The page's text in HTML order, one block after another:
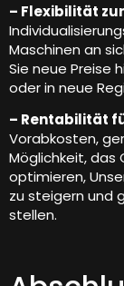
– Flexibilität
Maschinen an
Sie neue Preise
oder in neue
– Rentabilität
Vorabkosten,
Möglichkeit, das
optimieren,
zu steigern und
stellen.